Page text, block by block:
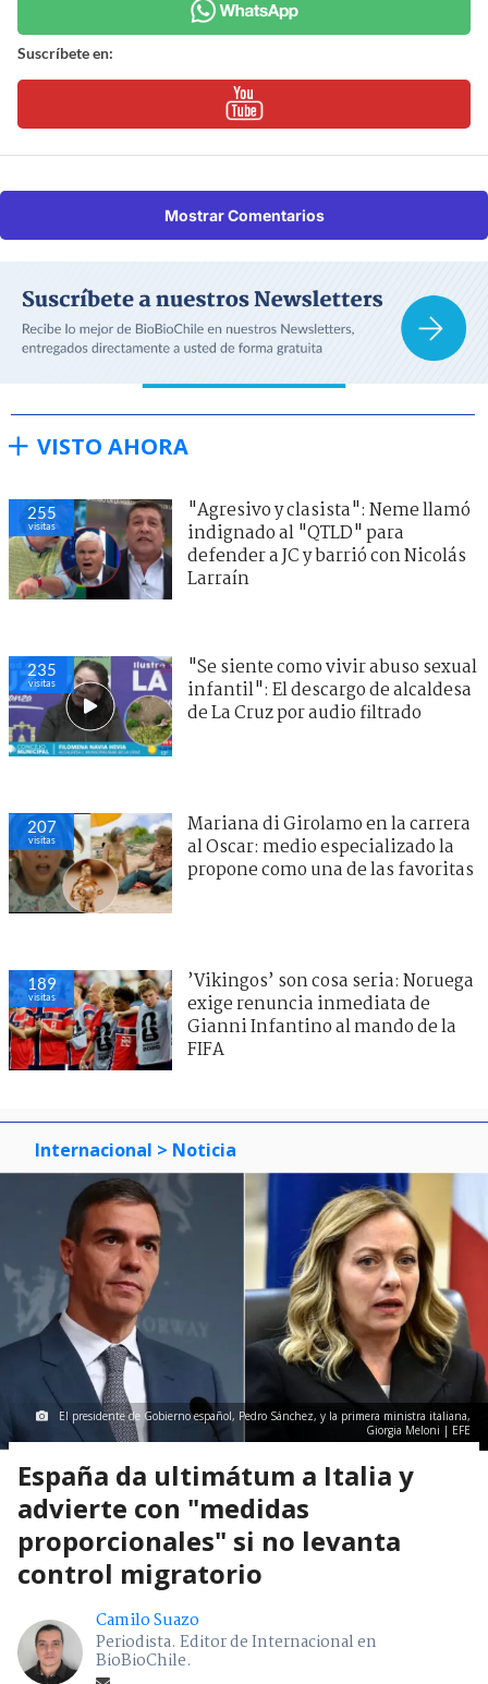
Suscríbete en:
Mostrar Comentarios
VISTO AHORA
255
visitas
"Agresivo y clasista": Neme llamó
indignado al "QTLD" para
defender a JC y barrió con Nicolás
Larraín
235
visitas
"Se siente como vivir abuso sexual
infantil": El descargo de alcaldesa
de La Cruz por audio filtrado
207
visitas
Mariana di Girolamo en la carrera
al Oscar: medio especializado la
propone como una de las favoritas
189
visitas
’Vikingos’ son cosa seria: Noruega
exige renuncia inmediata de
Gianni Infantino al mando de la
FIFA
Internacional > Noticia
El presidente de Gobierno español, Pedro Sánchez, y la primera ministra italiana,
Giorgia Meloni | EFE
España da ultimátum a Italia y
advierte con "medidas
proporcionales" si no levanta
control migratorio
Camilo Suazo
Periodista. Editor de Internacional en
BioBioChile.